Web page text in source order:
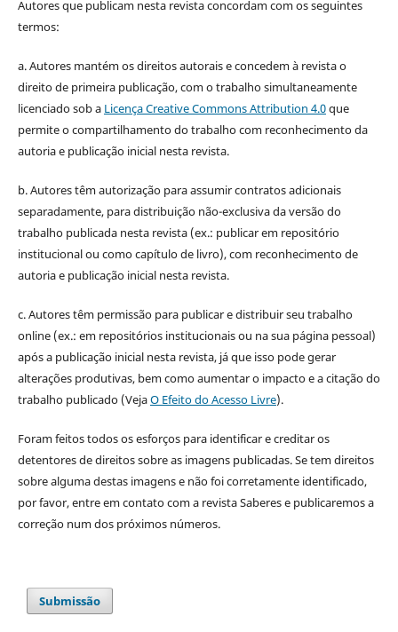
Autores que publicam nesta revista concordam com os seguintes
termos:
a. Autores mantém os direitos autorais e concedem à revista o
direito de primeira publicação, com o trabalho simultaneamente
licenciado sob a Licença Creative Commons Attribution 4.0que
permite o compartilhamento do trabalho com reconhecimento da
autoria e publicação inicial nesta revista.
b. Autores têm autorização para assumir contratos adicionais
separadamente, para distribuição não-exclusiva da versão do
trabalho publicada nesta revista (ex.: publicar em repositório
institucional ou como capítulo de livro), com reconhecimento de
autoria e publicação inicial nesta revista.
c. Autores têm permissão para publicar e distribuir seu trabalho
online (ex.: em repositórios institucionais ou na sua página pessoal)
após a publicação inicial nesta revista, já que isso pode gerar
alterações produtivas, bem como aumentar o impacto e a citação do
trabalho publicado (VejaO Efeito do Acesso Livre).
Foram feitos todos os esforços para identificar e creditar os
detentores de direitos sobre as imagens publicadas. Se tem direitos
sobre alguma destas imagens e não foi corretamente identificado,
por favor, entre em contato com a revista Saberes e publicaremos a
correção num dos próximos números.
Submissão